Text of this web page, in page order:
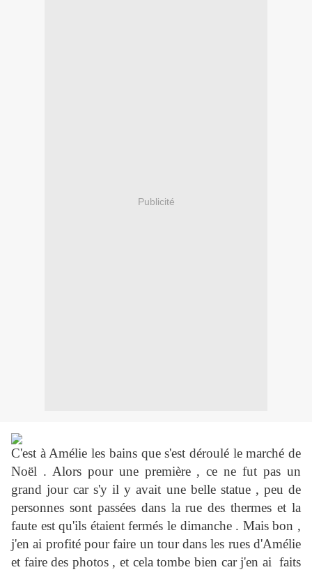
Publicité
C'est à Amélie les bains que s'est déroulé le marché de
Noël . Alors pour une première , ce ne fut pas un
grand jour car s'y il y avait une belle statue , peu de
personnes sont passées dans la rue des thermes et la
faute est qu'ils étaient fermés le dimanche . Mais bon ,
j'en ai profité pour faire un tour dans les rues d'Amélie
et faire des photos , et cela tombe bien car j'en ai faits